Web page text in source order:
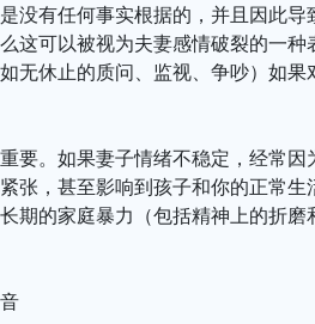
没有任何事实根据的，并且因此
这可以被视为夫妻感情破裂的一种
无休止的质问、监视、争吵）如
要。如果妻子情绪不稳定，经常因
张，甚至影响到孩子和你的正常
期的家庭暴力（包括精神上的折